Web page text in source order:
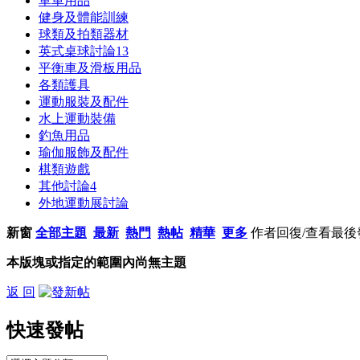
健身及體能訓練
球類及拍類器材
英式桌球討論13
平衡車及滑板用品
各類護具
運動服裝及配件
水上運動裝備
釣魚用品
瑜伽服飾及配件
棋類遊戲
其他討論4
外地運動展討論
新窗 全部主題 最新 熱門 熱帖 精華 更多 作者回復/查看最後
本版塊或指定的範圍內尚無主題
返 回
快速發帖